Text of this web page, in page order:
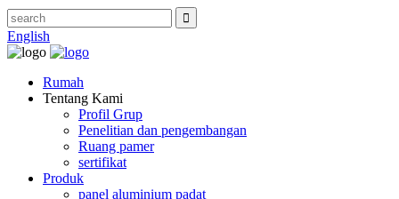
English
Rumah
Tentang Kami
Profil Grup
Penelitian dan pengembangan
Ruang pamer
sertifikat
Produk
panel aluminium padat